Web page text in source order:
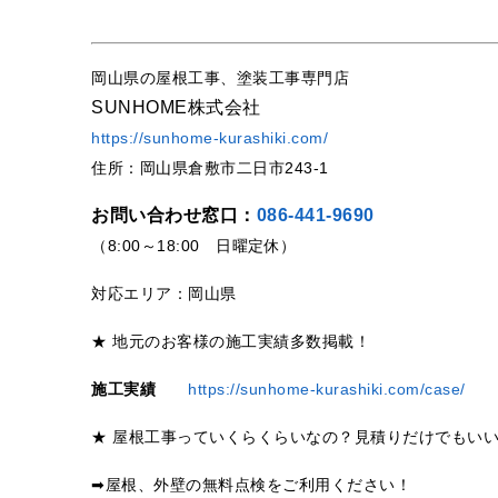
岡山県の屋根工事、塗装工事専門店
SUNHOME株式会社
https://sunhome-kurashiki.com/
住所：岡山県倉敷市二日市243-1
お問い合わせ窓口： 086-441-9690
（8:00～18:00 日曜定休）
対応エリア：岡山県
★ 地元のお客様の施工実績多数掲載！
施工実績 https://sunhome-kurashiki.com/case/
★ 屋根工事っていくらくらいなの？見積りだけでもい
➡屋根、外壁の無料点検をご利用ください！